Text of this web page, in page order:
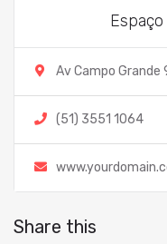
Av Campo Grande
(51) 3551 1064
Share this